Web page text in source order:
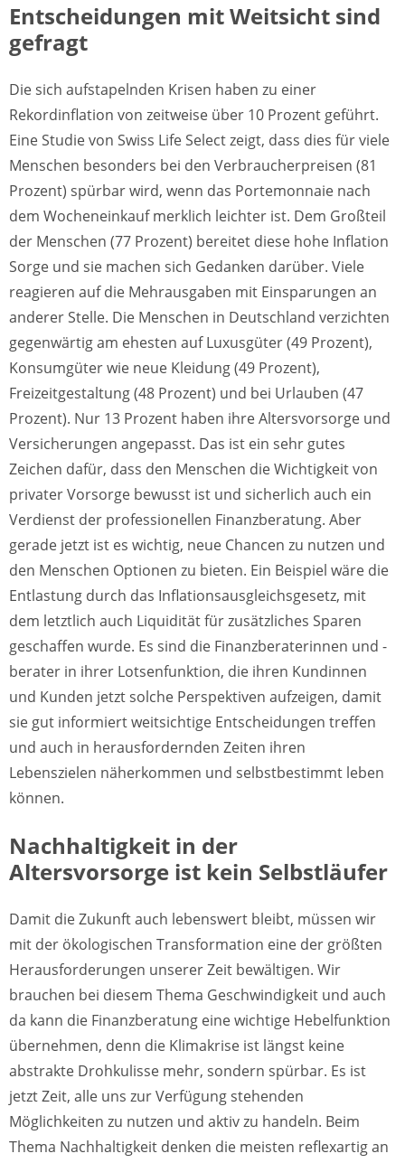
Entscheidungen mit Weitsicht sind
gefragt
Die sich aufstapelnden Krisen haben zu einer
Rekordinflation von zeitweise über 10 Prozent geführt.
Eine Studie von Swiss Life Select zeigt, dass dies für viele
Menschen besonders bei den Verbraucherpreisen (81
Prozent) spürbar wird, wenn das Portemonnaie nach
dem Wocheneinkauf merklich leichter ist. Dem Großteil
der Menschen (77 Prozent) bereitet diese hohe Inflation
Sorge und sie machen sich Gedanken darüber. Viele
reagieren auf die Mehrausgaben mit Einsparungen an
anderer Stelle. Die Menschen in Deutschland verzichten
gegenwärtig am ehesten auf Luxusgüter (49 Prozent),
Konsumgüter wie neue Kleidung (49 Prozent),
Freizeitgestaltung (48 Prozent) und bei Urlauben (47
Prozent). Nur 13 Prozent haben ihre Altersvorsorge und
Versicherungen angepasst. Das ist ein sehr gutes
Zeichen dafür, dass den Menschen die Wichtigkeit von
privater Vorsorge bewusst ist und sicherlich auch ein
Verdienst der professionellen Finanzberatung. Aber
gerade jetzt ist es wichtig, neue Chancen zu nutzen und
den Menschen Optionen zu bieten. Ein Beispiel wäre die
Entlastung durch das Inflationsausgleichsgesetz, mit
dem letztlich auch Liquidität für zusätzliches Sparen
geschaffen wurde. Es sind die Finanzberaterinnen und -
berater in ihrer Lotsenfunktion, die ihren Kundinnen
und Kunden jetzt solche Perspektiven aufzeigen, damit
sie gut informiert weitsichtige Entscheidungen treffen
und auch in herausfordernden Zeiten ihren
Lebenszielen näherkommen und selbstbestimmt leben
können.
Nachhaltigkeit in der
Altersvorsorge ist kein Selbstläufer
Damit die Zukunft auch lebenswert bleibt, müssen wir
mit der ökologischen Transformation eine der größten
Herausforderungen unserer Zeit bewältigen. Wir
brauchen bei diesem Thema Geschwindigkeit und auch
da kann die Finanzberatung eine wichtige Hebelfunktion
übernehmen, denn die Klimakrise ist längst keine
abstrakte Drohkulisse mehr, sondern spürbar. Es ist
jetzt Zeit, alle uns zur Verfügung stehenden
Möglichkeiten zu nutzen und aktiv zu handeln. Beim
Thema Nachhaltigkeit denken die meisten reflexartig an